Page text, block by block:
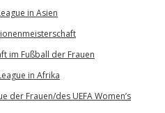
in Asien
im Fußball der Frauen
in Afrika
der Frauen/des UEFA Women’s